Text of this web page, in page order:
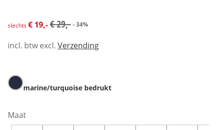
kortingsprijs: € 19,-, vorige prijs: € 29,-
slechts€ 19,-€ 29,- - 34%
incl. btw excl. Verzending
marine/turquoise bedrukt
Maat